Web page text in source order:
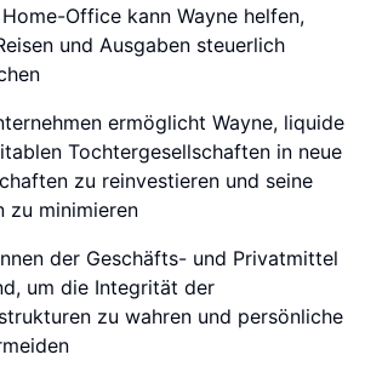
Office kann Wayne helfen,
und Ausgaben steuerlich
ermöglicht Wayne, liquide
Tochtergesellschaften in neue
zu reinvestieren und seine
zu minimieren
der Geschäfts- und Privatmittel
um die Integrität der
zu wahren und persönliche